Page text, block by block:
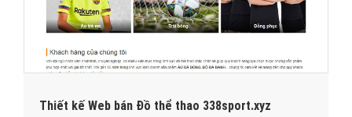
Thiết kế Web bán Đồ thể thao 338sport.xyz